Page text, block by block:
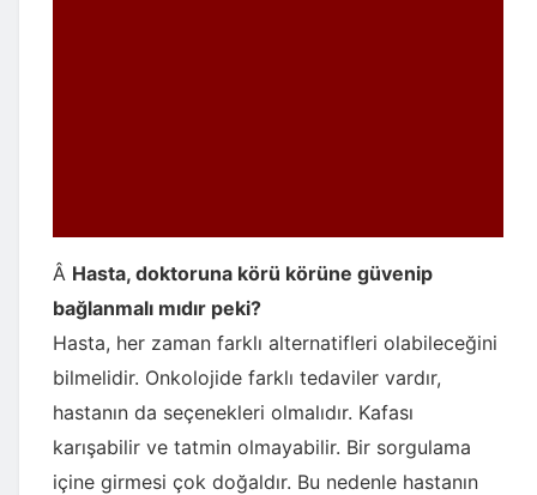
Â Hasta, doktoruna körü körüne güvenip
bağlanmalı mıdır peki?
Hasta, her zaman farklı alternatifleri olabileceğini
bilmelidir. Onkolojide farklı tedaviler vardır,
hastanın da seçenekleri olmalıdır. Kafası
karışabilir ve tatmin olmayabilir. Bir sorgulama
içine girmesi çok doğaldır. Bu nedenle hastanın